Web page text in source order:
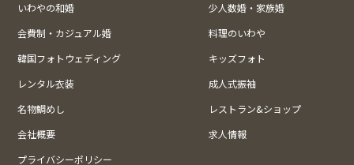
いわやの和婚
少人数婚・家族婚
会費制・カジュアル婚
料理のいわや
韓国フォトウェディング
キッズフォト
レンタル衣装
成人式振袖
名物鯛めし
レストラン&ショップ
会社概要
求人情報
プライバシーポリシー